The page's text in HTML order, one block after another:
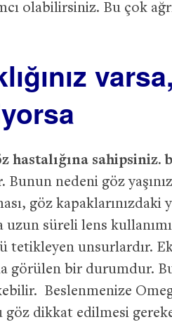
olabilirsiniz. Bu çok
hastalığına
Bunun nedeni göz
göz
uzun süreli lens
tetikleyen unsurlardır.
görülen bir durumdur.
Beslenmenize
dikkat edilmesi